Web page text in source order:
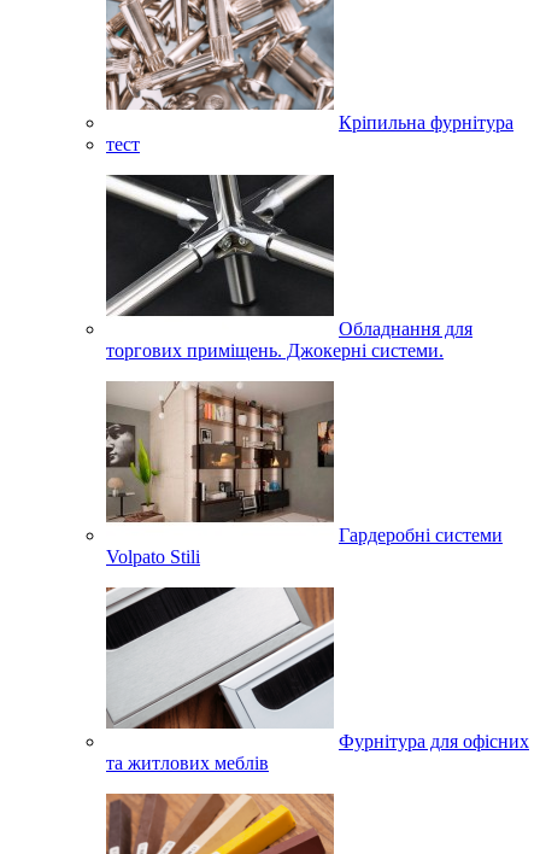
Кріпильна фурнітура
тест
Обладнання для
торгових приміщень. Джокерні системи.
Гардеробні системи
Volpato Stili
Фурнітура для офісних
та житлових меблів